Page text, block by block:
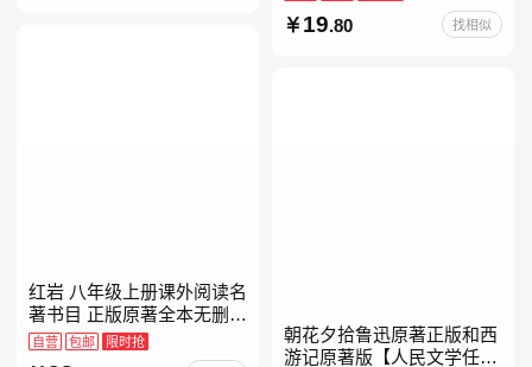
19.80 找相似
红岩 八年级上册课外阅读名
著书目 正版原著全本无删减
罗广斌杨益言著爱国主义红
色经典书籍初中生课外书中
自营 包邮 限时抢
朝花夕拾鲁迅原著正版和西
游记原著版【人民文学任